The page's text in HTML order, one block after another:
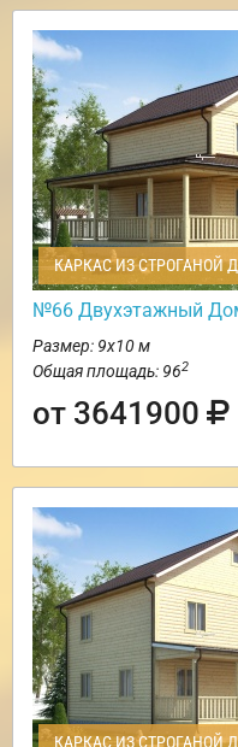
КАРКАС ИЗ СТРОГАНОЙ
№66 Двухэтажный
Размер: 9х10 м
Общая площадь: 962
от 3641900
КАРКАС ИЗ СТРОГАНОЙ